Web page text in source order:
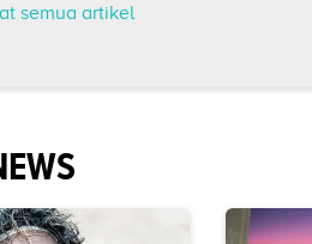
semua artikel